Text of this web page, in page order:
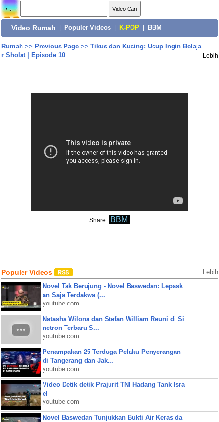
Video Rumah Populer Videos K-POP BBM
Rumah>> Previous Page>> Tikus dan Kucing: Ucup Ingin Belaja
r Sholat | Episode 10
Lebih
Share: BBM
Populer Videos Lebih
Novel Tak Berujung - Novel Baswedan: Lepask
an Saja Terdakwa (...
youtube.com
Natasha Wilona dan Stefan William Reuni di Si
netron Terbaru S...
youtube.com
Penampakan 25 Terduga Pelaku Penyerangan
di Tangerang dan Jak...
youtube.com
Video Detik detik Prajurit TNI Hadang Tank Isra
el
youtube.com
Novel Baswedan Tunjukkan Bukti Air Keras da